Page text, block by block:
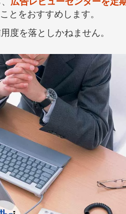
とをおすすめします。
度を落としかねません。